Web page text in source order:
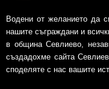
Водени от желанието да
нашите съграждани и
в община Севлиево,
създадохме сайта
споделяте с нас вашите